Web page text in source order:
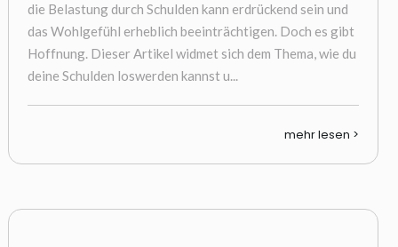
die Belastung durch Schulden kann erdrückend sein und
das Wohlgefühl erheblich beeinträchtigen. Doch es gibt
Hoffnung. Dieser Artikel widmet sich dem Thema, wie du
deine Schulden loswerden kannst u...
mehr lesen >